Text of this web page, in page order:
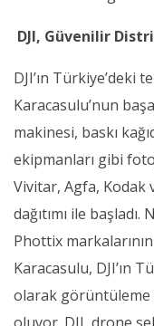
DJI, Güvenilir
DJI’ın
Karacasulu’nun
makinesi, baskı
ekipmanları gibi
Vivitar, Agfa, Kodak
dağıtımı ile
Phottix
Karacasulu, DJI’ın
olarak